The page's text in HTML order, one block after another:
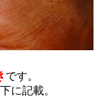
です。
に記載。